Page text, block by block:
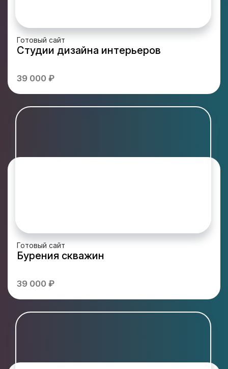
Готовый сайт
Студии дизайна интерьеров
39 000 ₽
Готовый сайт
Бурения скважин
39 000 ₽